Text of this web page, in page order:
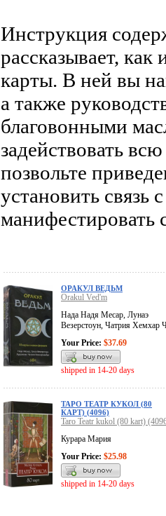
Инструкция
рассказывает,
карты. В ней вы
а также
благовонными
задействовать
позвольте
установить
манифестировать
ОРАКУЛ ВЕДЬМ
Orakul Ved'm
Нада Надя Месар, Лунаэ
Везерстоун, Чатрия Хемхар
Your Price: $37.69
shipped in 14-20 days
ТАРО ТЕАТР КУКОЛ (80
КАРТ) (4096)
Taro Teatr kukol (80 kart)
Курара Мария
Your Price: $25.98
shipped in 14-20 days